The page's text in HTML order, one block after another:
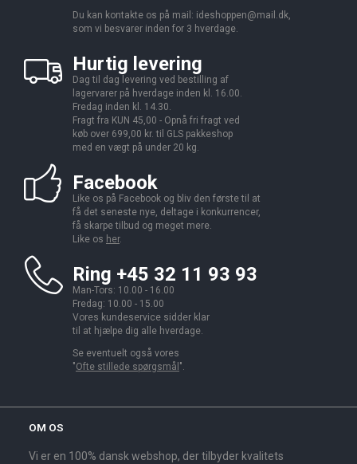
Du kan kontakte os på mail: ideshoppen@mail.dk,
som vi besvarer inden for 3 hverdage.
Hurtig levering
Dag til dag levering ved bestilling af
lagervarer på hverdage inden kl. 16.00.
Fredag inden kl. 14.30.
Fragt fra KUN 45,00 - Opnå fri fragt ved
køb over 699,00 kr. til GLS pakkeshop
med en vægt på under 20 kg.
Facebook
Like os på Facebook og bliv den første til at
få det seneste nye, deltage i konkurrencer,
få skarpe tilbud og meget mere.
Like os her.
Ring +45 32 11 93 93
Man-Tors: 10.00 - 16.00
Fredag: 10.00 - 15.00
Vores kundeservice sidder klar
til at hjælpe dig alle hverdage.
Se eventuelt også vores
"Ofte stillede spørgsmål ".
OM OS
Vi er en 100% dansk webshop, der tilbyder kvalitets